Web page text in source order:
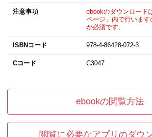
注意事項
ebookのダウンロード
ページ」内で行いま
が必須です。
ISBNコード 978-4-86428-072-3
Cコード C3047
ebookの閲覧方法
閲覧に必要なアプリのダウ